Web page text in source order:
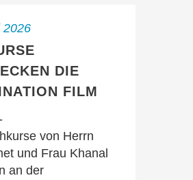
2026
DIE
FILM
von Herrn
und Frau Khanal
an der